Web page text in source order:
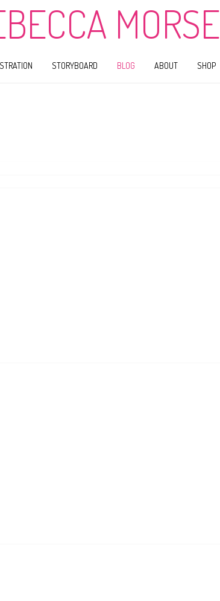
MORSE
STORYBOARD BLOG ABOUT SHOP